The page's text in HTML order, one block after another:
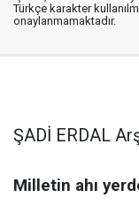
Türkçe karakter
onaylanmamaktadır.
ŞADİ ERDAL
Milletin ahı